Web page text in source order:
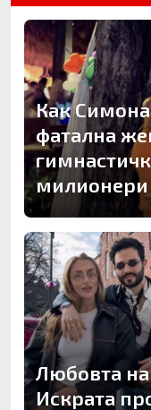
Как Симона
фатална
милионери
Любовта
Искрата